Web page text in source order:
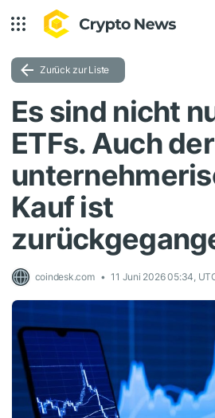
Zurück zur Liste
Es sind nicht
ETFs. Auch der
Kauf ist
coindesk.com 11 Juni 2026 05:34,